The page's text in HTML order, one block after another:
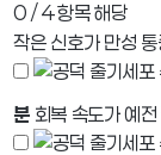
0 / 4 항목 해당
작은 신호가 만성
분 회복 속도가 예